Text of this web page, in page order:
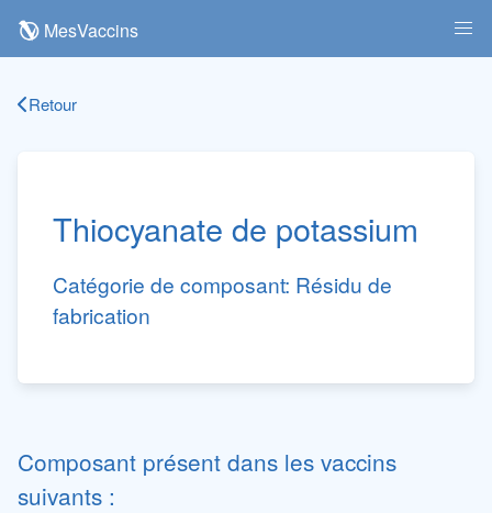
MesVaccins
Retour
Thiocyanate de potassium
Catégorie de composant: Résidu de
fabrication
Composant présent dans les vaccins
suivants :